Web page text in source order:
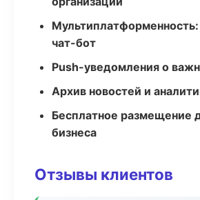
Мультиплатформенность:
чат-бот
Push-уведомления о
Архив новостей и
Бесплатное размещение
бизнеса
Отзывы клиентов